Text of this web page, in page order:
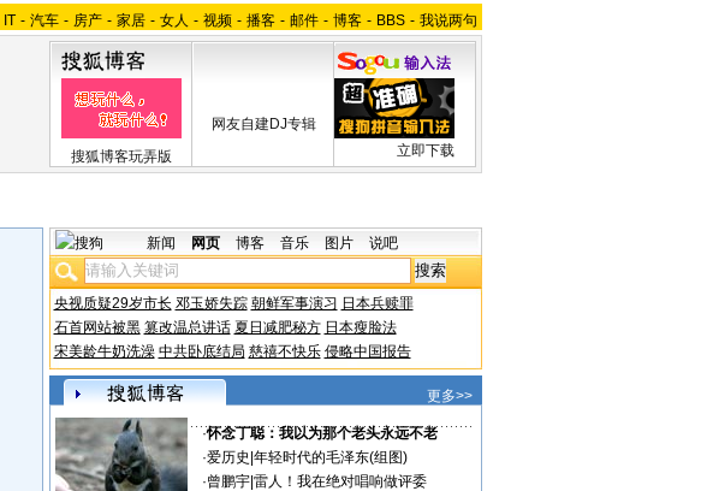
IT - 汽车 - 房产 - 家居 - 女人 - 视频 - 播客 - 邮件 - 博客 - BBS - 我说两句
搜狐博客玩弄版
网友自建DJ专辑
立即下载
新闻 网页 博客 音乐 图片 说吧
央视质疑29岁市长 邓玉娇失踪 朝鲜军事演习 日本兵赎罪
石首网站被黑 篡改温总讲话 夏日减肥秘方 日本瘦脸法
宋美龄牛奶洗澡 中共卧底结局 慈禧不快乐 侵略中国报告
更多>>
·怀念丁聪：我以为那个老头永远不老
·爱历史 年轻时代的毛泽东(组图)
·曾鹏宇| 雷人！我在绝对唱响做评委